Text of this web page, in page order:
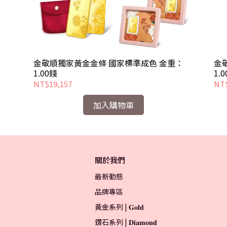
金敬順獨家黃金金條 國家標準成色 金重：
1.00錢
NT$19,157
加入購物車
金
關於我們
最新動態
品牌專區
黃金系列 | 𝐆𝐨𝐥𝐝
鑽石系列 | 𝐃𝐢𝐚𝐦𝐨𝐧𝐝